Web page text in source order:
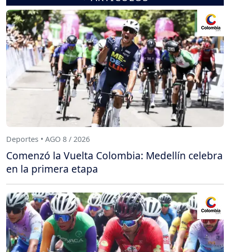
Deportes • AGO 8 / 2026
Comenzó la Vuelta Colombia: Medellín celebra
en la primera etapa